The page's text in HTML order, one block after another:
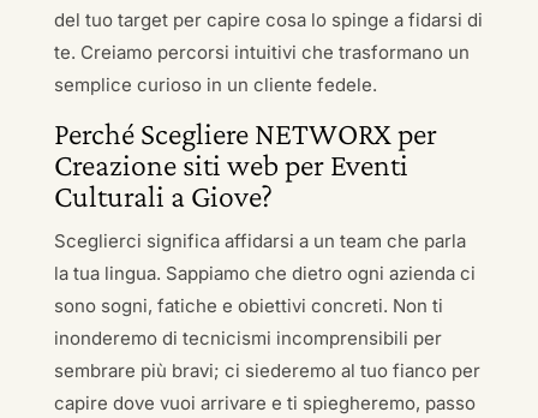
del tuo target per capire cosa lo spinge a fidarsi di
te. Creiamo percorsi intuitivi che trasformano un
semplice curioso in un cliente fedele.
Perché Scegliere NETWORX per
Creazione siti web per Eventi
Culturali a Giove?
Sceglierci significa affidarsi a un team che parla
la tua lingua. Sappiamo che dietro ogni azienda ci
sono sogni, fatiche e obiettivi concreti. Non ti
inonderemo di tecnicismi incomprensibili per
sembrare più bravi; ci siederemo al tuo fianco per
capire dove vuoi arrivare e ti spiegheremo, passo